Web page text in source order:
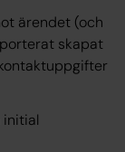
ärendet (och
skapat
initial